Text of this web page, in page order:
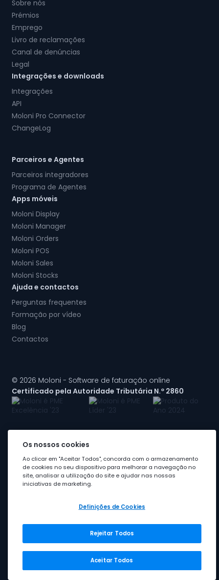
Sobre nós
Prémios
Emprego
Livro de reclamações
Canal de denúncias
Legal
Integrações e downloads
Integrações
API
Moloni Pro Connector
ChangeLog
Parceiros e Agentes
Parceiros integradores
Programa de Agentes
Apps móveis
Moloni Display
Moloni Manager
Moloni Orders
Moloni POS
Moloni Sales
Moloni Stocks
Ajuda e contactos
Perguntas frequentes
Formação por vídeo
Blog
Contactos
© 2026 Moloni - Software de faturação online
Certificado pela Autoridade Tributária N.º 2860
A Moloni faz parte dogrupo Visma
Grupo Visma
Visma em Portugal
Os nossos cookies
Ao clicar em "Aceitar Todos", concorda com o armazenamento
de cookies no seu dispositivo para melhorar a navegação no
site, analisar a utilização do site e ajudar nas nossas
iniciativas de marketing.
Definições de Cookies
Rejeitar Todos
Aceitar Todos